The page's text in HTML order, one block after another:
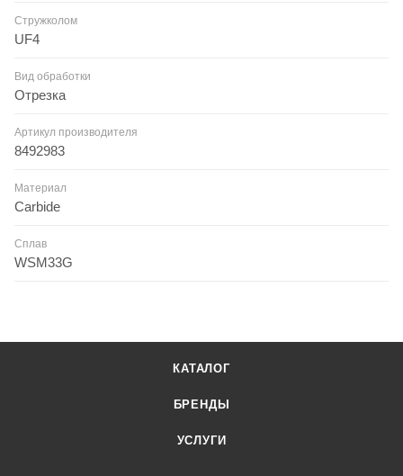
Стружколом
UF4
Вид обработки
Отрезка
Артикул производителя
8492983
Материал
Carbide
Сплав
WSM33G
КАТАЛОГ
БРЕНДЫ
УСЛУГИ